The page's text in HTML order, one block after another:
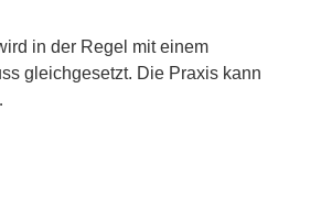
in der Regel mit einem
gleichgesetzt. Die Praxis kann